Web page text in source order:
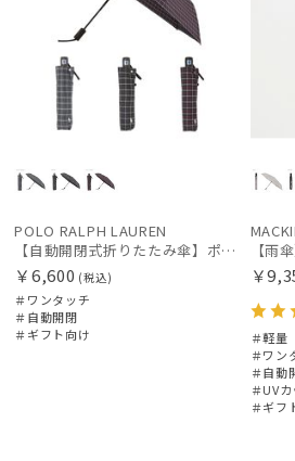
POLO RALPH LAUREN
【自動開閉式折りたたみ傘】ポロ ラルフ ローレン (POLO RALPH LAUREN) ロゴ刺繍 ワンタッチ
￥6,600 (税込)
＃ワンタッチ
＃自動開閉
＃ギフト向け
￥
＃軽量
＃ワン
＃自動
＃UV
＃ギフ